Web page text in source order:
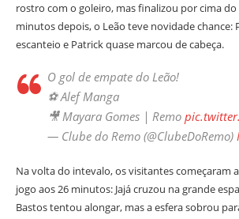
rostro com o goleiro, mas finalizou por cima do
minutos depois, o Leão teve novidade chance:
escanteio e Patrick quase marcou de cabeça.
O gol de empate do Leão!
⚽️ Alef Manga
🎥 Mayara Gomes | Remo
— Clube do Remo (@ClubeDoRemo)
Na volta do intevalo, os visitantes começaram
jogo aos 26 minutos: Jajá cruzou na grande
Bastos tentou alongar, mas a esfera sobrou